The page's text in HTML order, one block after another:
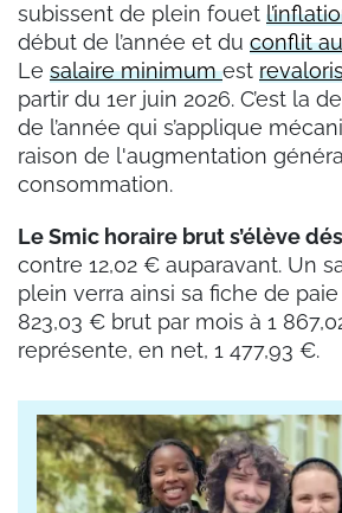
subissent de plein fouet
début de l’année et du conflit
Le salaire minimumest
partir du 1er juin 2026. C’est la
de l’année qui s’applique
raison de l'augmentation
consommation.
Le Smic horaire brut s’élève
contre 12,02 € auparavant. Un
plein verra ainsi sa fiche de
823,03 € brut par mois à 1
représente, en net, 1 477,93 €.